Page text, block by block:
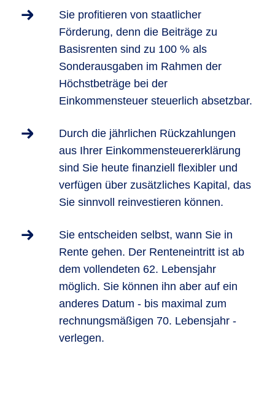
Sie profitieren von staatlicher
Förderung, denn die Beiträge zu
Basisrenten sind zu 100 % als
Sonderausgaben im Rahmen der
Höchstbeträge bei der
Einkommensteuer steuerlich absetzbar.
Durch die jährlichen Rückzahlungen
aus Ihrer Einkommensteuererklärung
sind Sie heute finanziell flexibler und
verfügen über zusätzliches Kapital, das
Sie sinnvoll reinvestieren können.
Sie entscheiden selbst, wann Sie in
Rente gehen. Der Renteneintritt ist ab
dem vollendeten 62. Lebensjahr
möglich. Sie können ihn aber auf ein
anderes Datum - bis maximal zum
rechnungsmäßigen 70. Lebensjahr -
verlegen.